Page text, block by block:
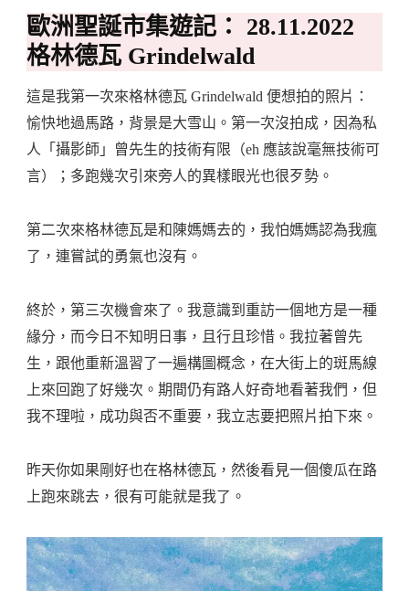
歐洲聖誕市集遊記： 28.11.2022
格林德瓦 Grindelwald
這是我第一次來格林德瓦 Grindelwald 便想拍的照片：
愉快地過馬路，背景是大雪山。第一次沒拍成，因為私
人「攝影師」曾先生的技術有限（eh 應該說毫無技術可
言）；多跑幾次引來旁人的異樣眼光也很歹勢。
第二次來格林德瓦是和陳媽媽去的，我怕媽媽認為我瘋
了，連嘗試的勇氣也沒有。
終於，第三次機會來了。我意識到重訪一個地方是一種
緣分，而今日不知明日事，且行且珍惜。我拉著曾先
生，跟他重新溫習了一遍構圖概念，在大街上的斑馬線
上來回跑了好幾次。期間仍有路人好奇地看著我們，但
我不理啦，成功與否不重要，我立志要把照片拍下來。
昨天你如果剛好也在格林德瓦，然後看見一個傻瓜在路
上跑來跳去，很有可能就是我了。